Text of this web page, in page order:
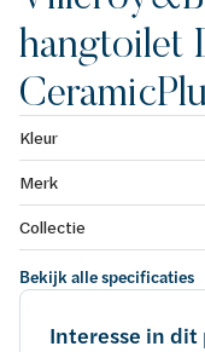
hangtoilet
Kleur
Merk
Collectie
Bekijk alle specificaties
Interesse in dit